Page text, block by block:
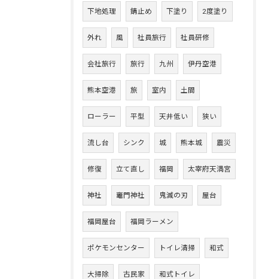
下地処理 錆止め 下塗り 2度塗り
外れ 風 社員旅行 社員研修
会社旅行 旅行 九州 伊丹空港
熊本空港 旅 室内 土間
ローラー 平型 天井低い 狭い
流し台 シンク 城 熊本城 震災
修復 立て直し 福岡 太宰府天満宮
神社 竈門神社 鬼滅の刃 屋台
福岡屋台 福岡ラーメン
ポケモンセンター トイレ清掃 和式
大掃除 古民家 和式トイレ